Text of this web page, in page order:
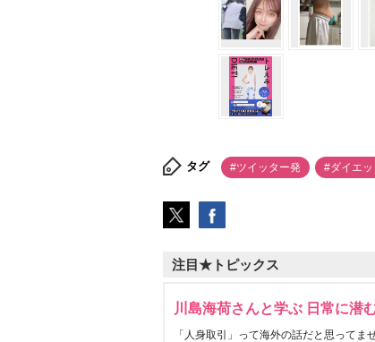
タグ #ツイッター発 #ダイエ
注目★トピックス
川島海荷さんと学ぶ 日常に潜
「人身取引」って海外の話だと思って